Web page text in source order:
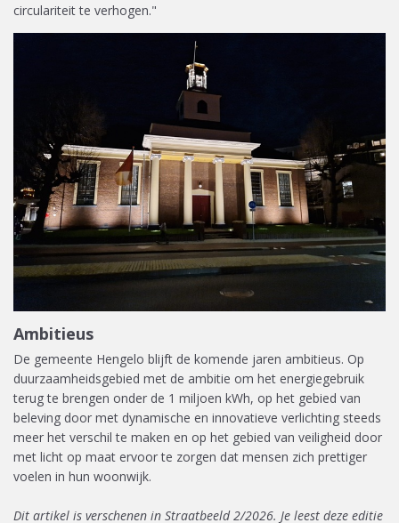
circulariteit te verhogen."
Ambitieus
De gemeente Hengelo blijft de komende jaren ambitieus. Op
duurzaamheidsgebied met de ambitie om het energiegebruik
terug te brengen onder de 1 miljoen kWh, op het gebied van
beleving door met dynamische en innovatieve verlichting steeds
meer het verschil te maken en op het gebied van veiligheid door
met licht op maat ervoor te zorgen dat mensen zich prettiger
voelen in hun woonwijk.
Dit artikel is verschenen in Straatbeeld 2/2026. Je leest deze editie